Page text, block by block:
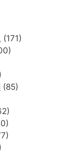
(171)
(85)